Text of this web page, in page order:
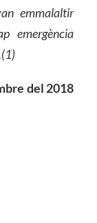
emmalaltir
emergència
del 2018